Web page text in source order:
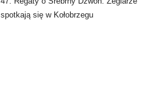
spotkają się w Kołobrzegu